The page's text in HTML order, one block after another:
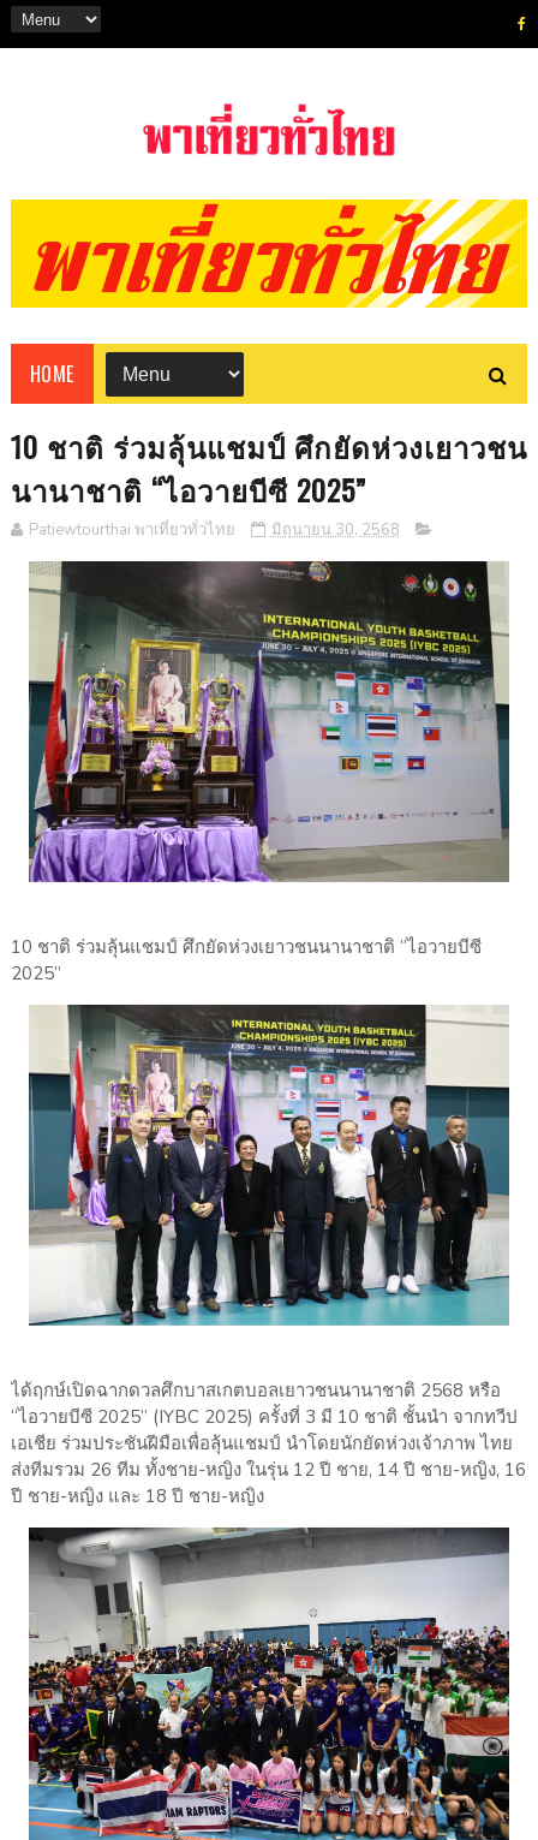
HOME
10 ชาติ ร่วมลุ้นแชมป์ ศึกยัดห่วงเยาวชน
นานาชาติ “ไอวายบีซี 2025”
Patiewtourthai พาเที่ยวทั่วไทย มิถุนายน 30, 2568
10 ชาติ ร่วมลุ้นแชมป์ ศึกยัดห่วงเยาวชนนานาชาติ “ไอวายบีซี
2025”
ได้ฤกษ์เปิดฉากดวลศึกบาสเกตบอลเยาวชนนานาชาติ 2568 หรือ
“ไอวายบีซี 2025” (IYBC 2025) ครั้งที่ 3 มี 10 ชาติ ชั้นนำ จากทวีป
เอเชีย ร่วมประชันฝีมือเพื่อลุ้นแชมป์ นำโดยนักยัดห่วงเจ้าภาพ ไทย
ส่งทีมรวม 26 ทีม ทั้งชาย-หญิง ในรุ่น 12 ปี ชาย, 14 ปี ชาย-หญิง, 16
ปี ชาย-หญิง และ 18 ปี ชาย-หญิง